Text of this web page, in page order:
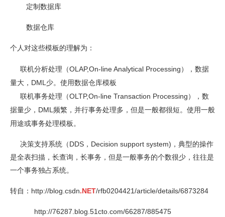
定制数据库
数据仓库
个人对这些模板的理解为：
联机分析处理（OLAP,On-line Analytical Processing），数据
量大，DML少。使用数据仓库模板
联机事务处理（OLTP,On-line Transaction Processing），数
据量少，DML频繁，并行事务处理多，但是一般都很短。使用一般
用途或事务处理模板。
决策支持系统（DDS，Decision support system)，典型的操作
是全表扫描，长查询，长事务，但是一般事务的个数很少，往往是
一个事务独占系统。
转自：http://blog.csdn.NET/rfb0204421/article/details/6873284
http://76287.blog.51cto.com/66287/885475